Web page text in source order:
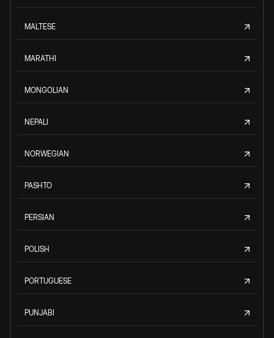
MALTESE
MARATHI
MONGOLIAN
NEPALI
NORWEGIAN
PASHTO
PERSIAN
POLISH
PORTUGUESE
PUNJABI